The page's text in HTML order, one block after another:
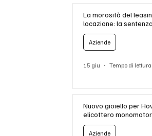
La morosità del
locazione: la
di Adolfo De Cecco
Aziende
15 giu Tempo di
Nuovo gioiello per
elicottero
Aziende